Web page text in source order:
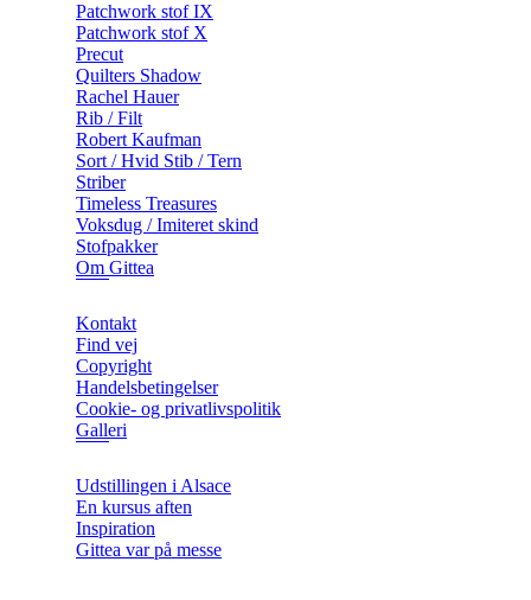
Patchwork stof IX
Patchwork stof X
Precut
Quilters Shadow
Rachel Hauer
Rib / Filt
Robert Kaufman
Sort / Hvid Stib / Tern
Striber
Timeless Treasures
Voksdug / Imiteret skind
Stofpakker
Om Gittea
Kontakt
Find vej
Copyright
Handelsbetingelser
Cookie- og privatlivspolitik
Galleri
Udstillingen i Alsace
En kursus aften
Inspiration
Gittea var på messe